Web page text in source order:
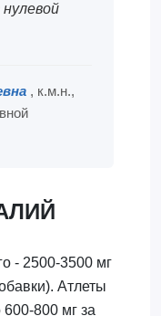
, к.м.н.,
- 2500-3500 мг
Атлеты
600-800 мг за